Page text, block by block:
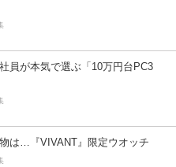
員が本気で選ぶ「10万円台PC3
は…『VIVANT』限定ウオッチ